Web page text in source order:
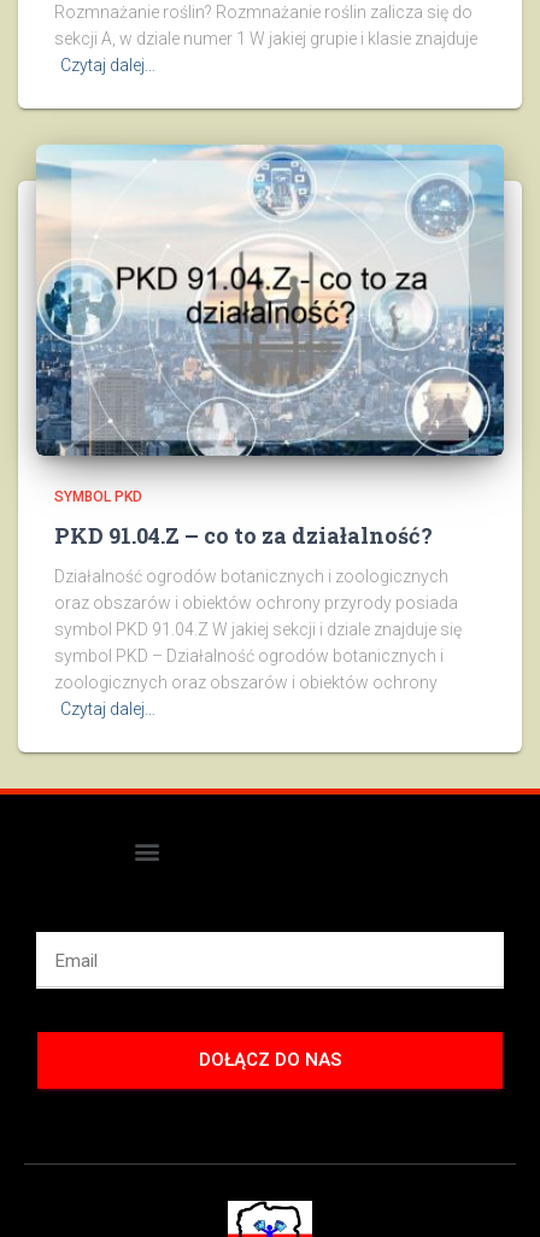
Rozmnażanie roślin? Rozmnażanie roślin zalicza się do
sekcji A, w dziale numer 1 W jakiej grupie i klasie znajduje
Czytaj dalej…
SYMBOL PKD
PKD 91.04.Z – co to za działalność?
Działalność ogrodów botanicznych i zoologicznych
oraz obszarów i obiektów ochrony przyrody posiada
symbol PKD 91.04.Z W jakiej sekcji i dziale znajduje się
symbol PKD – Działalność ogrodów botanicznych i
zoologicznych oraz obszarów i obiektów ochrony
Czytaj dalej…
DOŁĄCZ DO NAS